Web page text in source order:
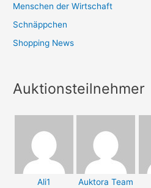
Menschen der Wirtschaft
Schnäppchen
Shopping News
Auktionsteilnehmer
Ali1 Auktora Team